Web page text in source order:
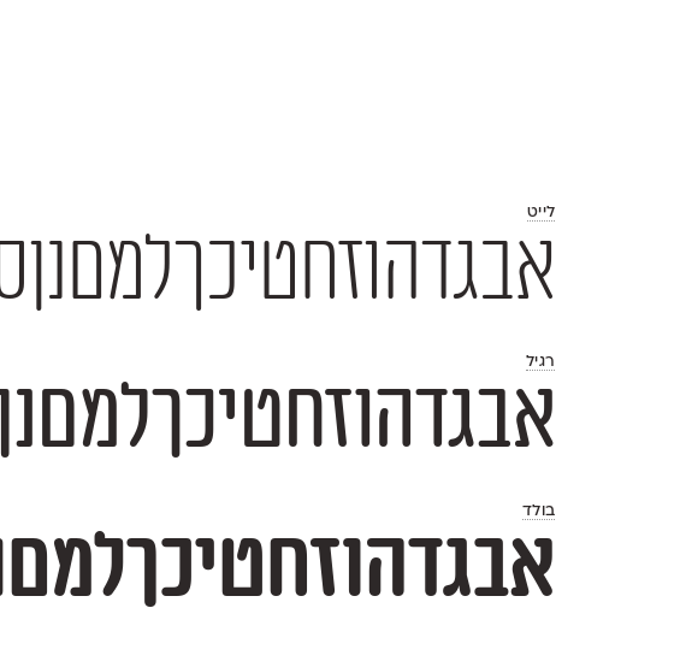
לייט
אבגדהוזחטיכךלמםנןסעפףצץקרשת
רגיל
אבגדהוזחטיכךלמםנןסעפףצץקרשת
בולד
אבגדהוזחטיכךלמםנןסעפףצץקרשת